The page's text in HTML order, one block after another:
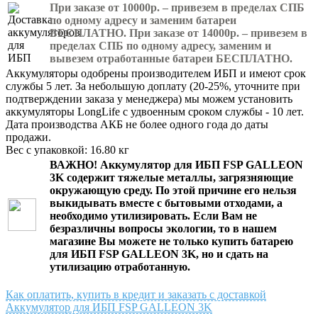
При заказе от 10000р. – привезем в пределах СПБ
по одному адресу и заменим батареи
БЕСПЛАТНО. При заказе от 14000р. – привезем в
пределах СПБ по одному адресу, заменим и
вывезем отработанные батареи БЕСПЛАТНО.
Аккумуляторы одобрены производителем ИБП и имеют срок
службы 5 лет. За небольшую доплату (20-25%, уточните при
подтверждении заказа у менеджера) мы можем установить
аккумуляторы LongLife с удвоенным сроком службы - 10 лет.
Дата производства АКБ не более одного года до даты
продажи.
Вес с упаковкой: 16.80 кг
ВАЖНО! Аккумулятор для ИБП FSP GALLEON
3K содержит тяжелые металлы, загрязняющие
окружающую среду. По этой причине его нельзя
выкидывать вместе с бытовыми отходами, а
необходимо утилизировать. Если Вам не
безразличны вопросы экологии, то в нашем
магазине Вы можете не только купить батарею
для ИБП FSP GALLEON 3K, но и сдать на
утилизацию отработанную.
Как оплатить, купить в кредит и заказать с доставкой
Аккумулятор для ИБП FSP GALLEON 3K